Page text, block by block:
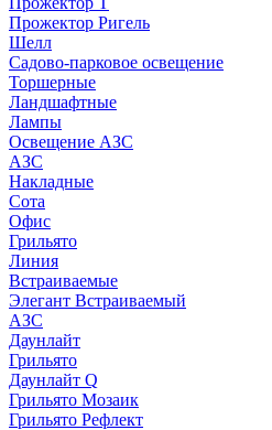
Прожектор Ригель
Шелл
Садово-парковое освещение
Торшерные
Ландшафтные
Лампы
Освещение АЗС
АЗС
Накладные
Сота
Офис
Грильято
Линия
Встраиваемые
Элегант Встраиваемый
АЗС
Даунлайт
Грильято
Даунлайт Q
Грильято Мозаик
Грильято Рефлект